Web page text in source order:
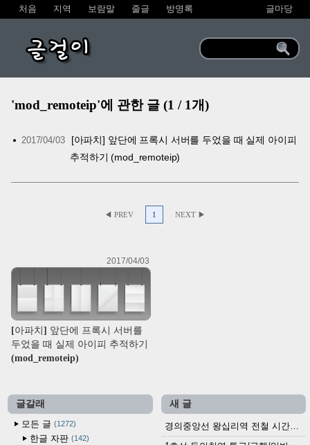
처음 지역 보람말 줄글 방명록 글마당
글걸이
'mod_remoteip'에 관한 글 (1 / 1개)
2017/04/03
[아파치] 앞단에 프록시 서버를 두었을 때 실제 아이피
추적하기 (mod_remoteip)
◀ PREV 1 NEXT ▶
2017/04/03
[아파치] 앞단에 프록시 서버를
두었을 때 실제 아이피 추적하기
(mod_remoteip)
글갈래
모든 글
1272
한글 자판 142
새 글
경의중앙선 왕십리역 전철 시간표 (2026.4.20~)